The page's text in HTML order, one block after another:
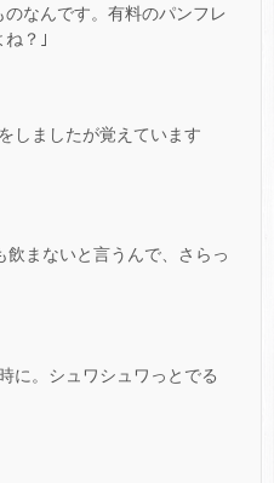
なんです。有料のパンフレ
？｣
しましたが覚えています
まないと言うんで、さらっ
に。シュワシュワっとでる